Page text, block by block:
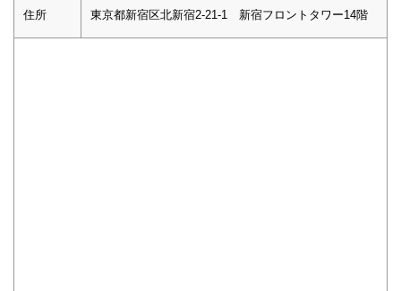
住所 東京都新宿区北新宿2-21-1 新宿フロントタワー14階